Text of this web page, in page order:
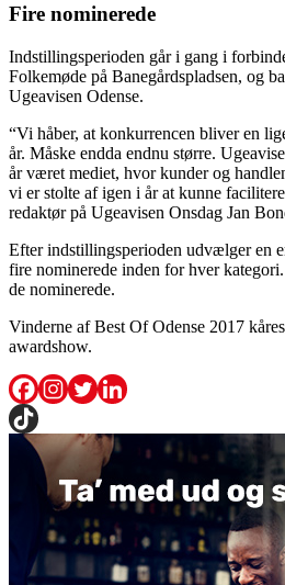
Fire nominerede
Indstillingsperioden går i gang i
Folkemøde på Banegårdspladsen, og
Ugeavisen Odense.
“Vi håber, at konkurrencen bliver en
år. Måske endda endnu større.
år været mediet, hvor kunder og
vi er stolte af igen i år at kunne
redaktør på Ugeavisen Onsdag Jan
Efter indstillingsperioden udvælger en
fire nominerede inden for hver
de nominerede.
Vinderne af Best Of Odense 2017
awardshow.